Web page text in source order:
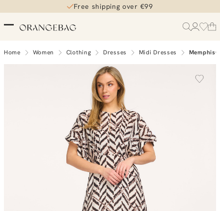
Free shipping over €99
Home Women Clothing Dresses Midi Dresses